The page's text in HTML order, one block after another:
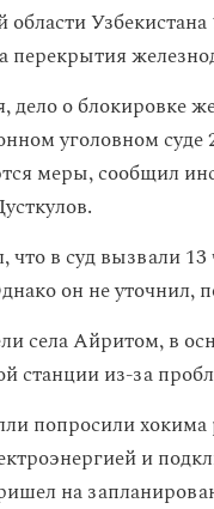
перекрытия
о блокировке
уголовном
меры, сообщил
что в суд вызвали
он не уточнил,
села Айритом, в
станции из-за
попросили
и
на